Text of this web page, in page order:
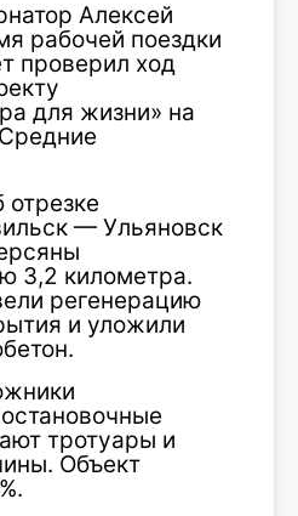
Алексей
рабочей поездки
проверил ход
для жизни» на
отрезке
— Ульяновск
3,2 километра.
регенерацию
и уложили
тротуары и
Объект